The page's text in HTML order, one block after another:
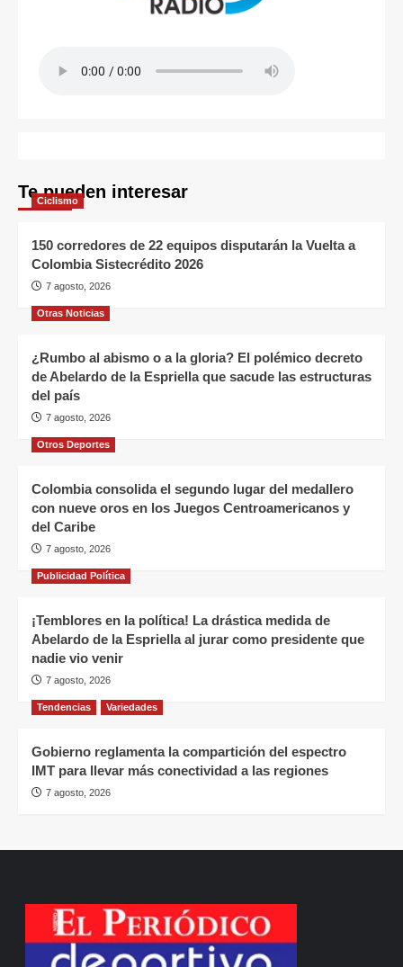
Te pueden interesar
Ciclismo
150 corredores de 22 equipos disputarán la Vuelta a
Colombia Sistecrédito 2026
7 agosto, 2026
Otras Noticias
¿Rumbo al abismo o a la gloria? El polémico decreto
de Abelardo de la Espriella que sacude las estructuras
del país
7 agosto, 2026
Otros Deportes
Colombia consolida el segundo lugar del medallero
con nueve oros en los Juegos Centroamericanos y
del Caribe
7 agosto, 2026
Publicidad Política
¡Temblores en la política! La drástica medida de
Abelardo de la Espriella al jurar como presidente que
nadie vio venir
7 agosto, 2026
Tendencias Variedades
Gobierno reglamenta la compartición del espectro
IMT para llevar más conectividad a las regiones
7 agosto, 2026